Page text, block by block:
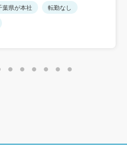
支給）年2回（2月、8月）※2024
葉県が本社
転勤なし